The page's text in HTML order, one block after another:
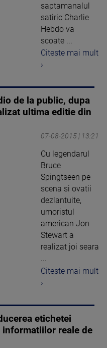
saptamanalul
satiric Charlie
Hebdo va
scoate ...
Citeste mai mult
›
de la public, dupa
ultima editie din
07-08-2015 | 13:21
Cu legendarul
Bruce
Spingtseen pe
scena si ovatii
dezlantuite,
umoristul
american Jon
Stewart a
realizat joi seara
...
Citeste mai mult
›
etichetei
informatiilor reale de